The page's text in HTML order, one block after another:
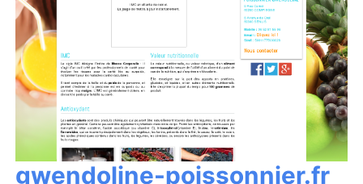
gwendoline-poissonnier.fr